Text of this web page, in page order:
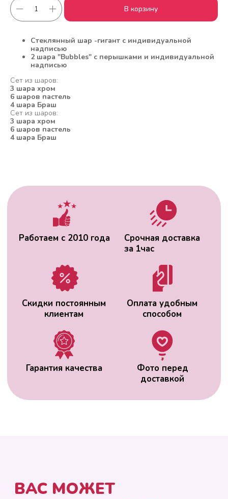
В корзину
Стеклянный шар -гигант с индивидуальной
надписью
2 шара "Bubbles" с перышками и индивидуальной
надписью
Сет из шаров:
3 шара хром
6 шаров пастель
4 шара Браш
Сет из шаров:
3 шара хром
6 шаров пастель
4 шара Браш
Работаем с 2010 года
Скидки постоянным
клиентам
доставкой
ВАС МОЖЕТ
ЗАИНТЕРЕСОВАТЬ